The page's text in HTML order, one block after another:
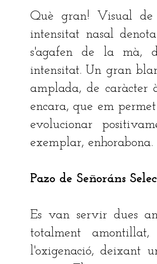
Què gran! Visual
intensitat nasal
s'agafen de la mà,
intensitat. Un gran
amplada, de caràcter
encara, que em
evolucionar
exemplar, enhorabona.
Pazo de Señoráns
Es van servir dues
totalment
l'oxigenació, deixant